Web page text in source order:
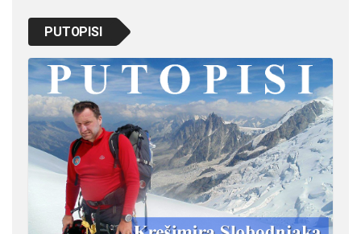
PUTOPISI